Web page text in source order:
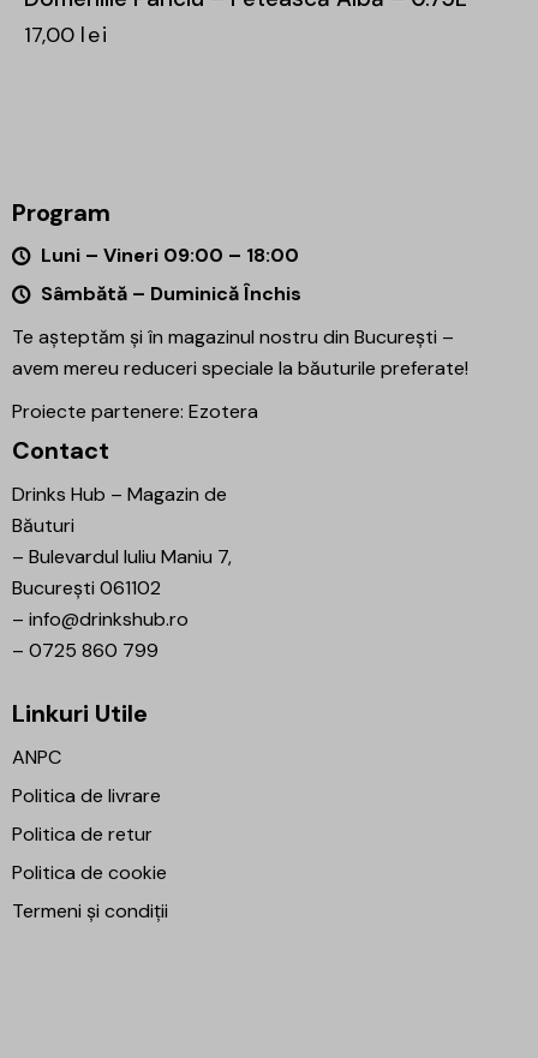
17,00 lei
Program
Luni – Vineri 09:00 – 18:00
Sâmbătă – Duminică Închis
Te așteptăm și în magazinul nostru din București –
avem mereu reduceri speciale la băuturile preferate!
Proiecte partenere: Ezotera
Contact
Drinks Hub – Magazin de
Băuturi
– Bulevardul Iuliu Maniu 7,
București 061102
– info@drinkshub.ro
– 0725 860 799
Linkuri Utile
ANPC
Politica de livrare
Politica de retur
Politica de cookie
Termeni și condiții